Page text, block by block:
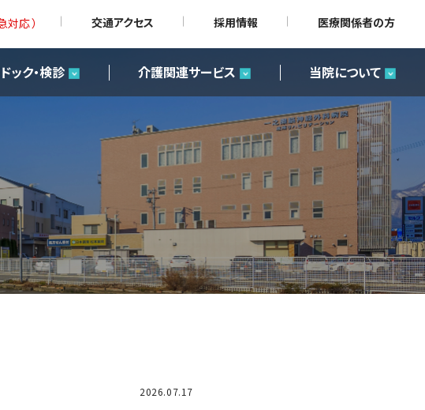
対応 ） 交通アクセス 採用情報 医療関係者の方
ック・検診 介護関連サービス 当院について
2026.07.17